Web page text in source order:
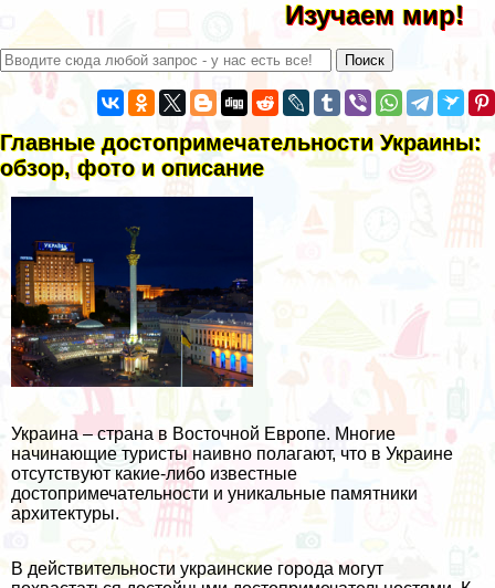
Изучаем мир!
Главные достопримечательности Украины:
обзор, фото и описание
Украина – страна в Восточной Европе. Многие
начинающие туристы наивно полагают, что в Украине
отсутствуют какие-либо известные
достопримечательности и уникальные памятники
архитектуры.
В действительности украинские города могут